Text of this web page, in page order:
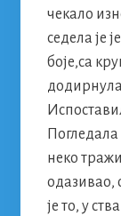
чекало
седела је
боје,са
неко
одазивао,
је то, у